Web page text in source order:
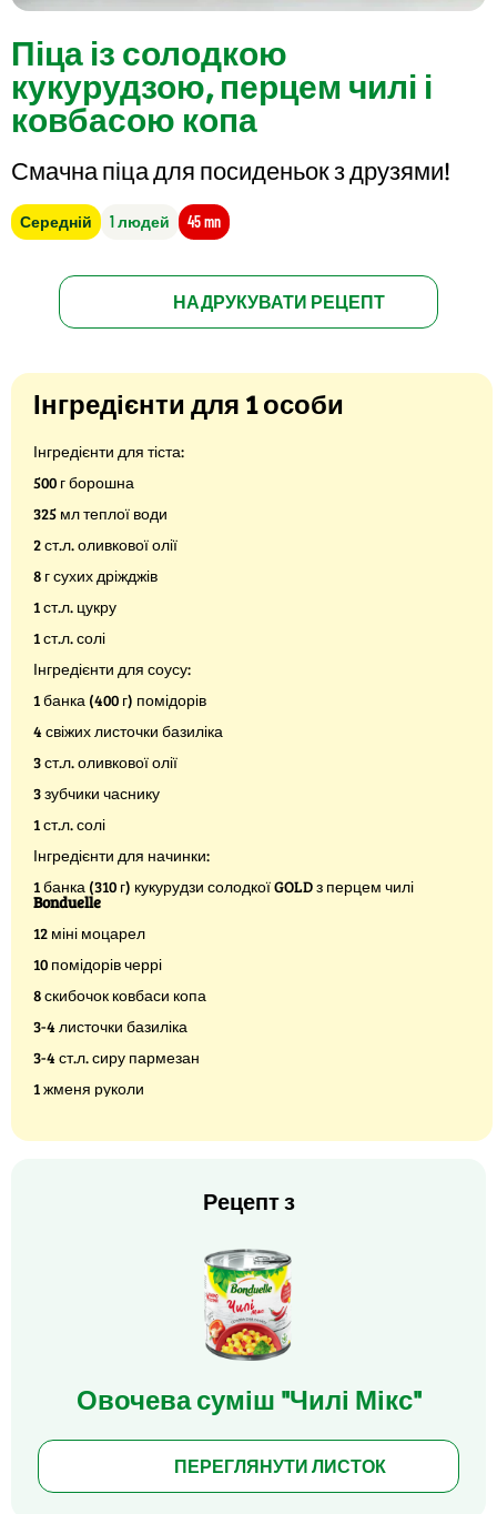
Піца із солодкою
кукурудзою, перцем чилі і
ковбасою копа
Смачна піца для посиденьок з друзями!
Середній 1 людей 45 mn
НАДРУКУВАТИ РЕЦЕПТ
Інгредієнти для 1 особи
Інгредієнти для тіста:
500 г борошна
325 мл теплої води
2 ст.л. оливкової олії
8 г сухих дріжджів
1 ст.л. цукру
1 ст.л. солі
Інгредієнти для соусу:
1 банка (400 г) помідорів
4 свіжих листочки базиліка
3 ст.л. оливкової олії
3 зубчики часнику
1 ст.л. солі
Інгредієнти для начинки:
1 банка (310 г) кукурудзи солодкої GOLD з перцем чилі
Bonduelle
12 міні моцарел
10 помідорів черрі
8 скибочок ковбаси копа
3-4 листочки базиліка
3-4 ст.л. сиру пармезан
1 жменя руколи
Рецепт з
Овочева суміш "Чилі Мікс"
ПЕРЕГЛЯНУТИ ЛИСТОК